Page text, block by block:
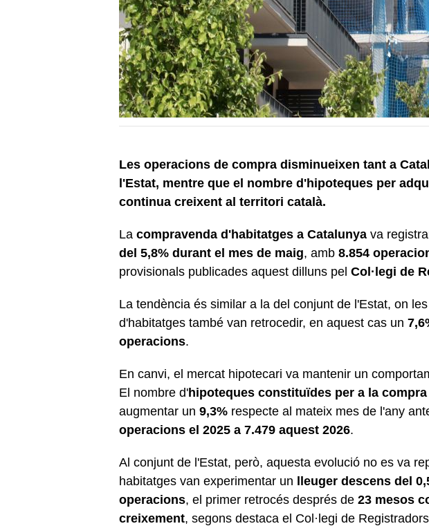
Les operacions de compra disminueixen tant a
l'Estat, mentre que el nombre d'hipoteques per
continua creixent al territori català.
La compravenda d'habitatges a Catalunya va
del 5,8% durant el mes de maig, amb 8.854
provisionals publicades aquest dilluns pel Col·legi de
La tendència és similar a la del conjunt de l'Estat, on
d'habitatges també van retrocedir, en aquest cas un
operacions.
En canvi, el mercat hipotecari va mantenir un
El nombre d'hipoteques constituïdes per a la
augmentar un 9,3% respecte al mateix mes de l'any
operacions el 2025 a 7.479 aquest 2026.
Al conjunt de l'Estat, però, aquesta evolució no es va
habitatges van experimentar un lleuger descens del
operacions, el primer retrocés després de 23 mesos
creixement, segons destaca el Col·legi de